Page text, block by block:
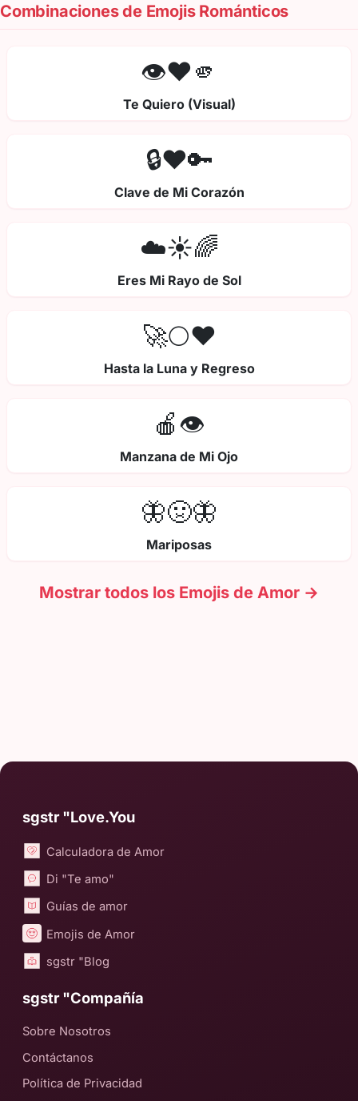
Combinaciones de Emojis Románticos
👁️❤️🫵
Te Quiero (Visual)
🔒❤️🔑
Clave de Mi Corazón
☁️☀️🌈
Eres Mi Rayo de Sol
🚀🌕❤️
Hasta la Luna y Regreso
🍎👁️
Manzana de Mi Ojo
🦋🤢🦋
Mariposas
Mostrar todos los Emojis de Amor →
sgstr "Love.You
Calculadora de Amor
Di "Te amo"
Guías de amor
Emojis de Amor
sgstr "Blog
sgstr "Compañía
Sobre Nosotros
Contáctanos
Política de Privacidad